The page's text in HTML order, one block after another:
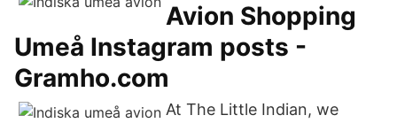
Avion Shopping
Umeå Instagram posts -
Gramho.com
At The Little Indian, we